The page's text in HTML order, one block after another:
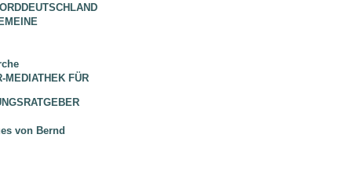
FÜR
von Bernd